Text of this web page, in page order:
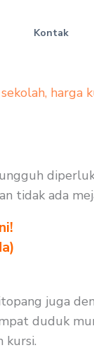
Kontak
, harga
tidak ada
juga
duduk
kursi.